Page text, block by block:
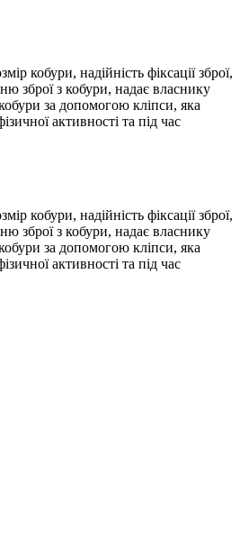
кобури, надійність фіксації зброї,
зброї з кобури, надає власнику
за допомогою кліпси, яка
активності та під час
кобури, надійність фіксації зброї,
зброї з кобури, надає власнику
за допомогою кліпси, яка
активності та під час